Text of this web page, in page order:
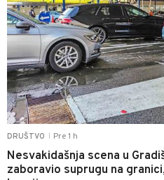
DRUŠTVO Pre 1 h
Nesvakidašnja scena u
zaboravio suprugu na